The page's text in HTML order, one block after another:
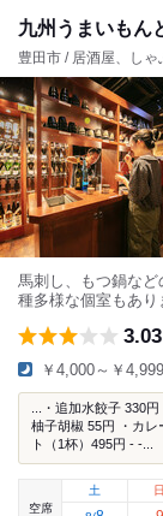
九州うまいもん
豊田市 / 居酒屋、し
馬刺し、もつ鍋な
種多様な個室もあり
3.03
￥4,000～￥4,999
...・追加水餃子 330
柚子胡椒 55円 ・カレ
ト（1杯）495円 - -...
空席
土
日